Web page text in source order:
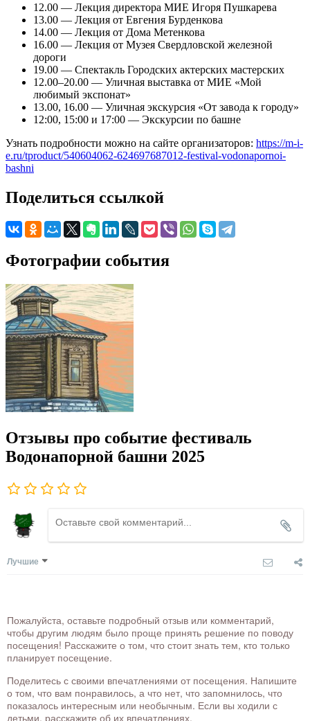
12.00 — Лекция директора МИЕ Игоря Пушкарева
13.00 — Лекция от Евгения Бурденкова
14.00 — Лекция от Дома Метенкова
16.00 — Лекция от Музея Свердловской железной
дороги
19.00 — Спектакль Городских актерских мастерских
12.00–20.00 — Уличная выставка от МИЕ «Мой
любимый экспонат»
13.00, 16.00 — Уличная экскурсия «От завода к городу»
12:00, 15:00 и 17:00 — Экскурсии по башне
Узнать подробности можно на сайте организаторов: https://m-i-
e.ru/tproduct/540604062-624697687012-festival-vodonapornoi-
bashni
Поделиться ссылкой
Фотографии события
Отзывы про событие фестиваль
Водонапорной башни 2025
Лучшие
Пожалуйста, оставьте подробный отзыв или комментарий,
чтобы другим людям было проще принять решение по поводу
посещения! Расскажите о том, что стоит знать тем, кто только
планирует посещение.
Поделитесь с своими впечатлениями от посещения. Напишите
о том, что вам понравилось, а что нет, что запомнилось, что
показалось интересным или необычным. Если вы ходили с
детьми, расскажите об их впечатлениях.